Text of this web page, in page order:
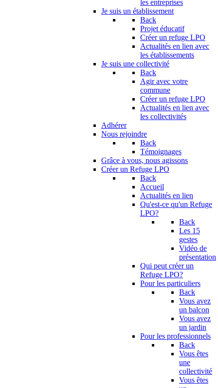
les entreprises
Je suis un établissement
Back
Projet éducatif
Créer un refuge LPO
Actualités en lien avec
les établissements
Je suis une collectivité
Back
Agir avec votre
commune
Créer un refuge LPO
Actualités en lien avec
les collectivités
Adhérer
Nous rejoindre
Back
Témoignages
Grâce à vous, nous agissons
Créer un Refuge LPO
Back
Accueil
Actualités en lien
Qu'est-ce qu'un Refuge
LPO?
Back
Les 15
gestes
Vidéo de
présentation
Qui peut créer un
Refuge LPO?
Pour les particuliers
Back
Vous avez
un balcon
Vous avez
un jardin
Pour les professionnels
Back
Vous êtes
une
collectivité
Vous êtes